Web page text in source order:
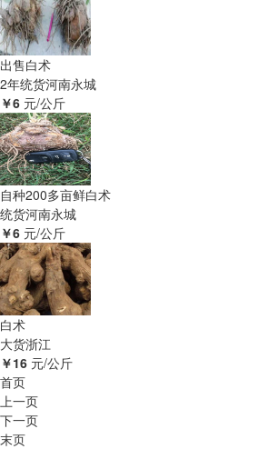
出售白术
2年统货河南永城
￥6 元/公斤
自种200多亩鲜白术
统货河南永城
￥6 元/公斤
白术
大货浙江
￥16 元/公斤
首页
上一页
下一页
末页